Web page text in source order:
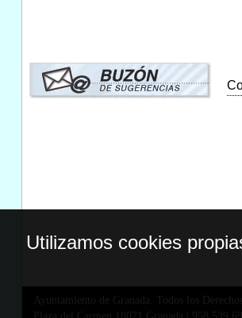
Ayuntamiento de Granada. Todos los Derechos
Utilizamos cookies